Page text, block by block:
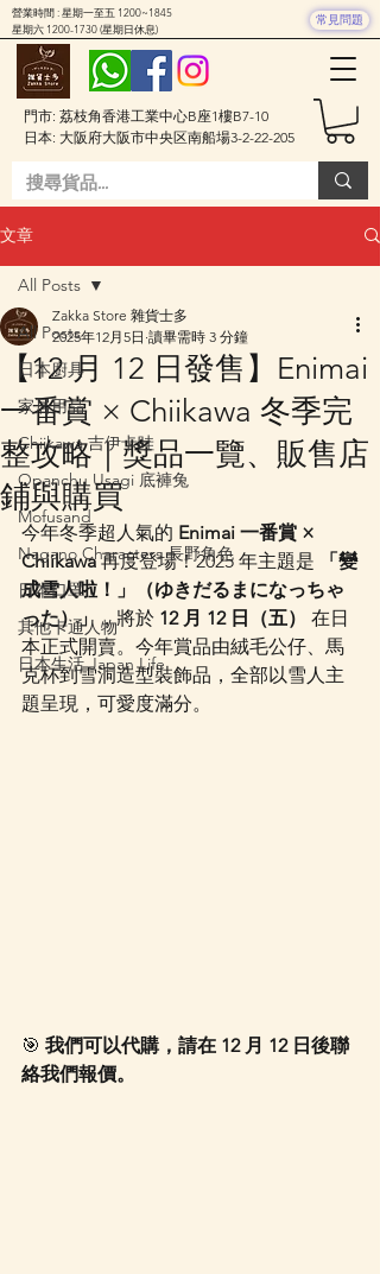
門市: 荔枝角香港工業中心B座1樓B7-10
日本: 大阪府大阪市中央区南船場3-2-22-205
營業時間 : 星期一至五 1200~1845
星期六 1200-1730(星期日休息)
常見問題
文章
All Posts
日本廚具
家居用品
Chiikawa 吉伊卡哇
Opanchu Usagi 底褲兔
Mofusand
Nagano Characters 長野角色
日本口罩
其他卡通人物
日本生活 Japan Life
All Posts
【12 月 12 日發售】Enimai
一番賞 × Chiikawa 冬季完
整攻略｜獎品一覽、販售店
鋪與購買
Zakka Store 雜貨士多
2025年12月5日 讀畢需時 3 分鐘
今年冬季超人氣的 Enimai 一番賞 ×
Chiikawa 再度登場！2025 年主題是
「變
成雪人啦！」（ゆきだるまになっちゃ
った）」 ，將於 12 月 12 日（五）
在日
本正式開賣。今年賞品由絨毛公仔、馬
克杯到雪洞造型裝飾品，全部以雪人主
題呈現，可愛度滿分。
🎯 我們可以代購，請在 12 月 12 日後聯
絡我們報價。